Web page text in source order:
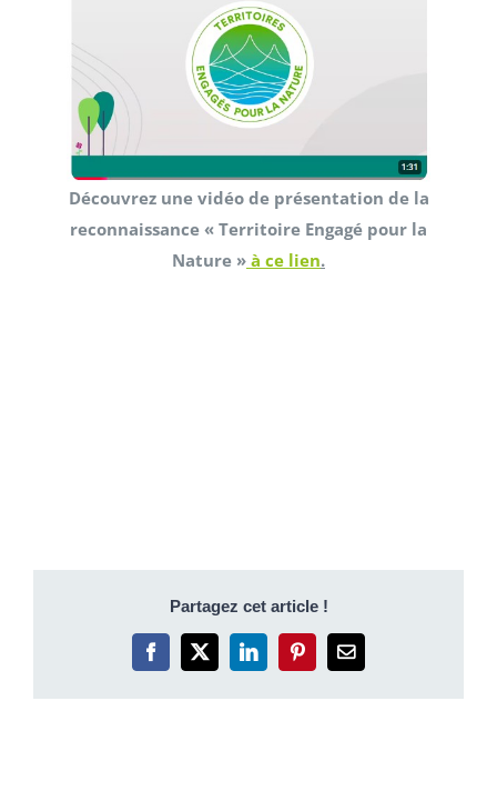
Découvrez une vidéo de présentation de la
reconnaissance « Territoire Engagé pour la
Nature » à ce lien.
Partagez cet article !
Facebook
X LinkedInPinterestEmail